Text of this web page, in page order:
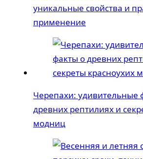
уникальные свойства и
применение
Черепахи: удивительные
древних рептилиях и
модниц